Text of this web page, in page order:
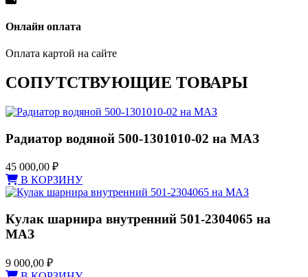
Онлайн оплата
Оплата картой на сайте
СОПУТСТВУЮЩИЕ ТОВАРЫ
Радиатор водяной 500-1301010-02 на МАЗ
45 000,00 ₽
В КОРЗИНУ
Кулак шарнира внутренний 501-2304065 на
МАЗ
9 000,00 ₽